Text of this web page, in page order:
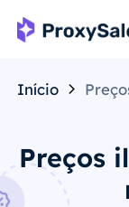
Início
Preços